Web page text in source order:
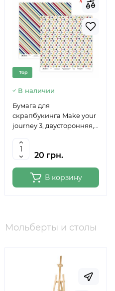
Top
В наличии
Бумага для
скрапбукинга Make your
journey 3, двусторонняя,
ROSA TALENT
20 грн.
В корзину
Мольберты и столы